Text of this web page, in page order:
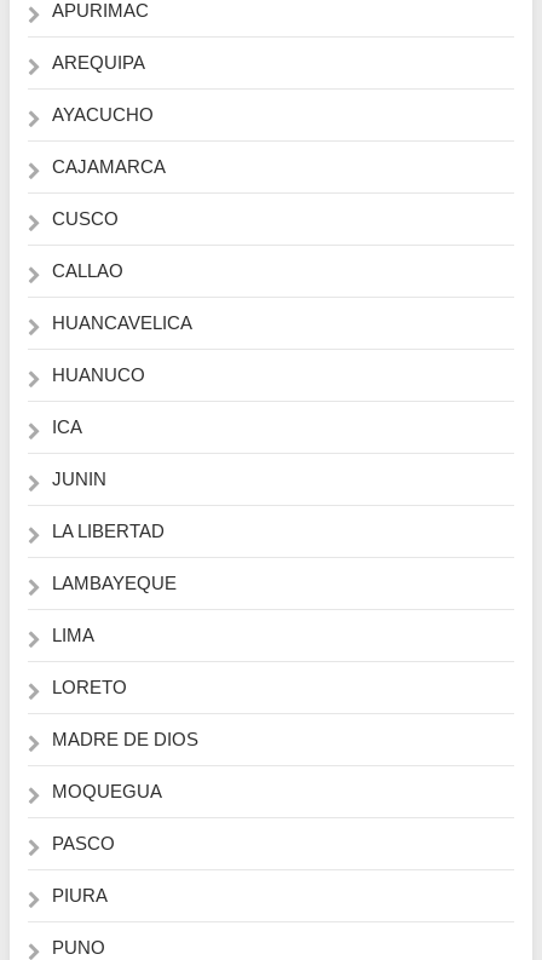
APURIMAC
AREQUIPA
AYACUCHO
CAJAMARCA
CUSCO
CALLAO
HUANCAVELICA
HUANUCO
ICA
JUNIN
LA LIBERTAD
LAMBAYEQUE
LIMA
LORETO
MADRE DE DIOS
MOQUEGUA
PASCO
PIURA
PUNO